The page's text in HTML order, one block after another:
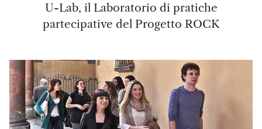
U-Lab, il Laboratorio di pratiche
partecipative del Progetto ROCK